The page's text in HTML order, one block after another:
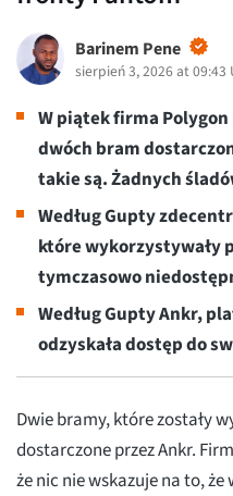
Barinem Pene
sierpień 3, 2026 at 09:43
W piątek firma
dwóch bram
takie są. Żadnych
Według Gupty
które wykorzystywały
tymczasowo
Według Gupty Ankr,
odzyskała dostęp do
Dwie bramy, które zostały
dostarczone przez Ankr.
że nic nie wskazuje na to,